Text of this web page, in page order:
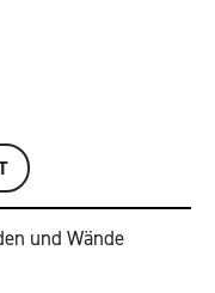
und Wände